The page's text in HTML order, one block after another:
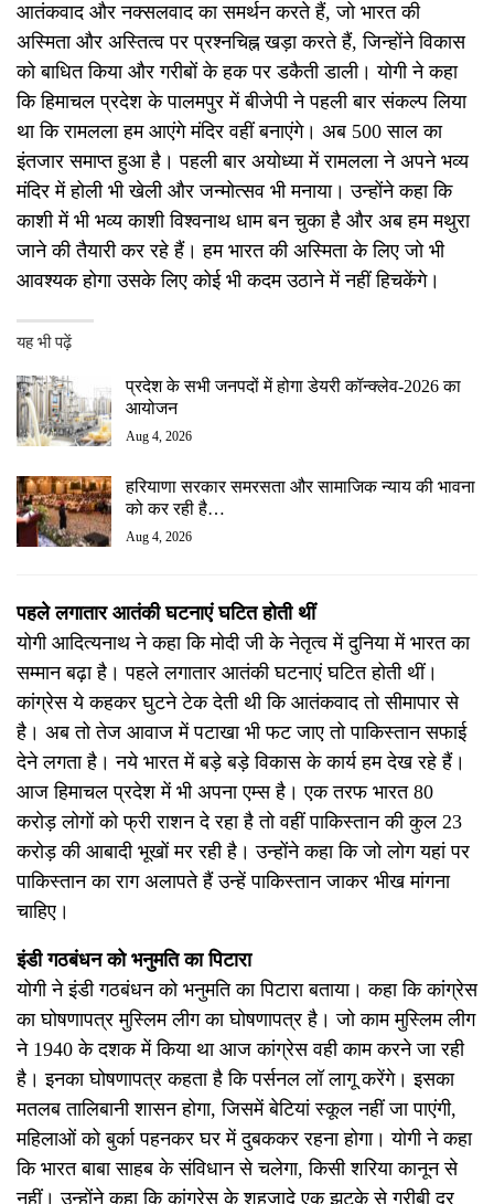
आतंकवाद और नक्सलवाद का समर्थन करते हैं, जो भारत की
अस्मिता और अस्तित्व पर प्रश्नचिह्न खड़ा करते हैं, जिन्होंने विकास
को बाधित किया और गरीबों के हक पर डकैती डाली। योगी ने कहा
कि हिमाचल प्रदेश के पालमपुर में बीजेपी ने पहली बार संकल्प लिया
था कि रामलला हम आएंगे मंदिर वहीं बनाएंगे। अब 500 साल का
इंतजार समाप्त हुआ है। पहली बार अयोध्या में रामलला ने अपने भव्य
मंदिर में होली भी खेली और जन्मोत्सव भी मनाया। उन्होंने कहा कि
काशी में भी भव्य काशी विश्वनाथ धाम बन चुका है और अब हम मथुरा
जाने की तैयारी कर रहे हैं। हम भारत की अस्मिता के लिए जो भी
आवश्यक होगा उसके लिए कोई भी कदम उठाने में नहीं हिचकेंगे।
यह भी पढ़ें
प्रदेश के सभी जनपदों में होगा डेयरी कॉन्क्लेव-2026 का
आयोजन
Aug 4, 2026
हरियाणा सरकार समरसता और सामाजिक न्याय की भावना
को कर रही है…
Aug 4, 2026
पहले लगातार आतंकी घटनाएं घटित होती थीं
योगी आदित्यनाथ ने कहा कि मोदी जी के नेतृत्व में दुनिया में भारत का
सम्मान बढ़ा है। पहले लगातार आतंकी घटनाएं घटित होती थीं।
कांग्रेस ये कहकर घुटने टेक देती थी कि आतंकवाद तो सीमापार से
है। अब तो तेज आवाज में पटाखा भी फट जाए तो पाकिस्तान सफाई
देने लगता है। नये भारत में बड़े बड़े विकास के कार्य हम देख रहे हैं।
आज हिमाचल प्रदेश में भी अपना एम्स है। एक तरफ भारत 80
करोड़ लोगों को फ्री राशन दे रहा है तो वहीं पाकिस्तान की कुल 23
करोड़ की आबादी भूखों मर रही है। उन्होंने कहा कि जो लोग यहां पर
पाकिस्तान का राग अलापते हैं उन्हें पाकिस्तान जाकर भीख मांगना
चाहिए।
इंडी गठबंधन को भनुमति का पिटारा
योगी ने इंडी गठबंधन को भनुमति का पिटारा बताया। कहा कि कांग्रेस
का घोषणापत्र मुस्लिम लीग का घोषणापत्र है। जो काम मुस्लिम लीग
ने 1940 के दशक में किया था आज कांग्रेस वही काम करने जा रही
है। इनका घोषणापत्र कहता है कि पर्सनल लॉ लागू करेंगे। इसका
मतलब तालिबानी शासन होगा, जिसमें बेटियां स्कूल नहीं जा पाएंगी,
महिलाओं को बुर्का पहनकर घर में दुबककर रहना होगा। योगी ने कहा
कि भारत बाबा साहब के संविधान से चलेगा, किसी शरिया कानून से
नहीं। उन्होंने कहा कि कांग्रेस के शहजादे एक झटके से गरीबी दूर